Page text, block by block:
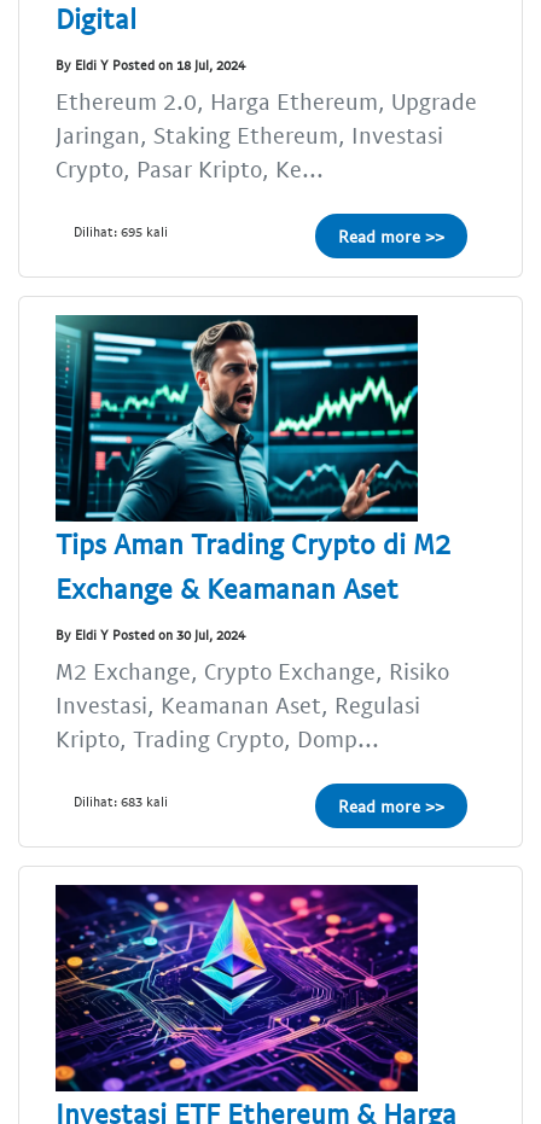
Digital
By Eldi Y Posted on 18 Jul, 2024
Ethereum 2.0, Harga Ethereum, Upgrade
Jaringan, Staking Ethereum, Investasi
Crypto, Pasar Kripto, Ke...
Dilihat: 695 kali Read more >>
Tips Aman Trading Crypto di M2
Exchange & Keamanan Aset
By Eldi Y Posted on 30 Jul, 2024
M2 Exchange, Crypto Exchange, Risiko
Investasi, Keamanan Aset, Regulasi
Kripto, Trading Crypto, Domp...
Dilihat: 683 kali Read more >>
Investasi ETF Ethereum & Harga